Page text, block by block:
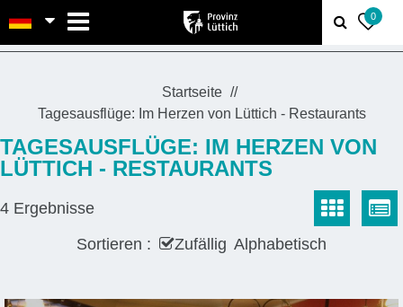
0
Startseite
Tagesausflüge: Im Herzen von Lüttich - Restaurants
TAGESAUSFLÜGE: IM HERZEN VON
LÜTTICH - RESTAURANTS
4 Ergebnisse
Sortieren :
Zufällig Alphabetisch